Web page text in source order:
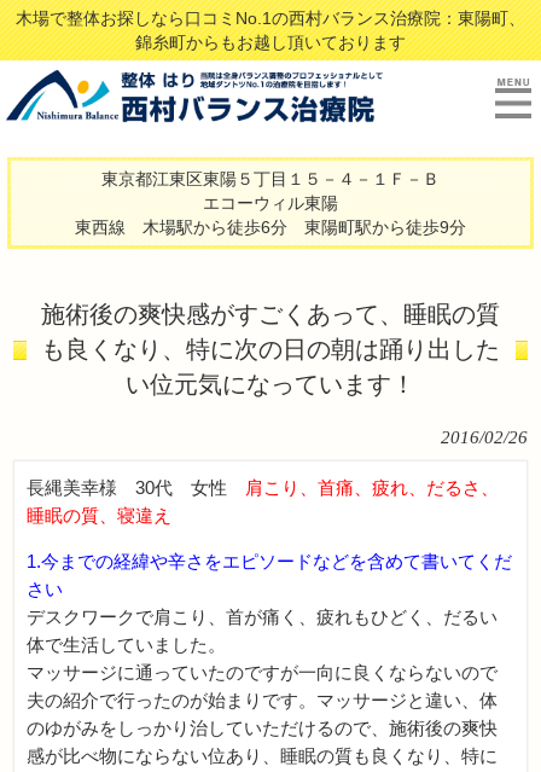
木場で整体お探しなら口コミNo.1の西村バランス治療院：東陽町、
錦糸町からもお越し頂いております
東京都江東区東陽５丁目１５－４－１Ｆ－Ｂ
エコーウィル東陽
東西線 木場駅から徒歩6分 東陽町駅から徒歩9分
施術後の爽快感がすごくあって、睡眠の質
も良くなり、特に次の日の朝は踊り出した
い位元気になっています！
2016/02/26
長縄美幸様 30代 女性
肩こり、首痛、疲れ、だるさ、
睡眠の質、寝違え
1.今までの経緯や辛さをエピソードなどを含めて書いてくだ
さい
デスクワークで肩こり、首が痛く、疲れもひどく、だるい
体で生活していました。
マッサージに通っていたのですが一向に良くならないので
夫の紹介で行ったのが始まりです。マッサージと違い、体
のゆがみをしっかり治していただけるので、施術後の爽快
感が比べ物にならない位あり、睡眠の質も良くなり、特に